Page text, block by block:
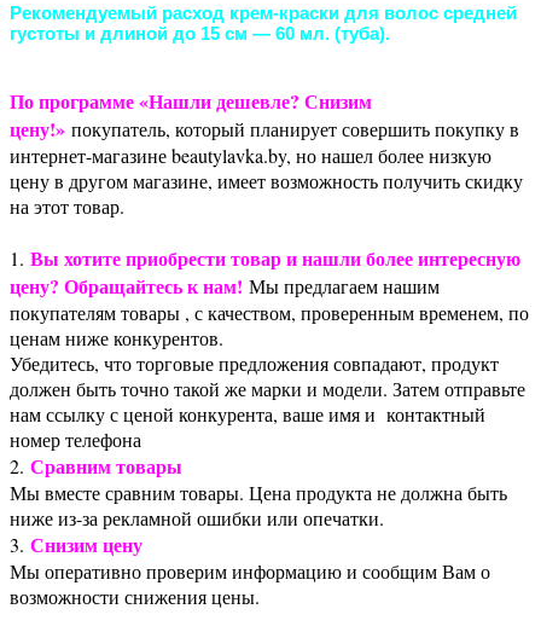
Рекомендуемый расход крем-краски для волос средней
густоты и длиной до 15 см — 60 мл. (туба).
По программе «Нашли дешевле? Снизим
цену!» покупатель, который планирует совершить покупку в
интернет-магазине beautylavka.by, но нашел более низкую
цену в другом магазине, имеет возможность получить скидку
на этот товар.
1. Вы хотите приобрести товар и нашли более интересную
цену? Обращайтесь к нам! Мы предлагаем нашим
покупателям товары , с качеством, проверенным временем, по
ценам ниже конкурентов.
Убедитесь, что торговые предложения совпадают, продукт
должен быть точно такой же марки и модели. Затем отправьте
нам ссылку с ценой конкурента, ваше имя и контактный
номер телефона
2. Сравним товары
Мы вместе сравним товары. Цена продукта не должна быть
ниже из-за рекламной ошибки или опечатки.
3. Снизим цену
Мы оперативно проверим информацию и сообщим Вам о
возможности снижения цены.